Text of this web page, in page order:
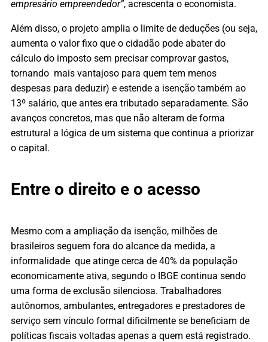
empresário empreendedor”, acrescenta o economista.
Além disso, o projeto amplia o limite de deduções (ou seja,
aumenta o valor fixo que o cidadão pode abater do
cálculo do imposto sem precisar comprovar gastos,
tornando mais vantajoso para quem tem menos
despesas para deduzir) e estende a isenção também ao
13º salário, que antes era tributado separadamente. São
avanços concretos, mas que não alteram de forma
estrutural a lógica de um sistema que continua a priorizar
o capital.
Entre o direito e o acesso
Mesmo com a ampliação da isenção, milhões de
brasileiros seguem fora do alcance da medida, a
informalidade que atinge cerca de 40% da população
economicamente ativa, segundo o IBGE continua sendo
uma forma de exclusão silenciosa. Trabalhadores
autônomos, ambulantes, entregadores e prestadores de
serviço sem vínculo formal dificilmente se beneficiam de
políticas fiscais voltadas apenas a quem está registrado.